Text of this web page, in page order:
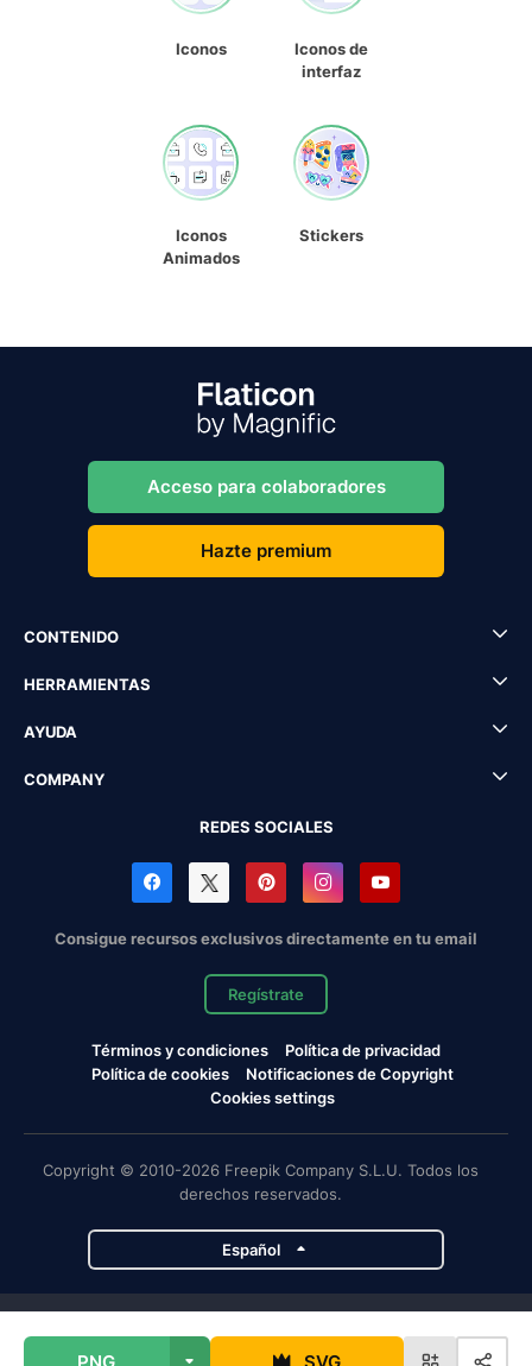
Iconos
Iconos de
interfaz
Iconos
Animados
Stickers
Acceso para colaboradores
Hazte premium
CONTENIDO
HERRAMIENTAS
AYUDA
COMPANY
REDES SOCIALES
Consigue recursos exclusivos directamente en tu email
Regístrate
Términos y condiciones
Política de privacidad
Política de cookies
Notificaciones de Copyright
Cookies settings
Copyright © 2010-2026 Freepik Company S.L.U. Todos los
derechos reservados.
Español